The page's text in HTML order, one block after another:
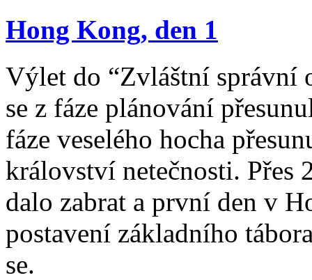
Hong Kong, den 1
Výlet do “Zvláštní správní
se z fáze plánování
fáze veselého hocha
království netečnosti. Přes
dalo zabrat a první den v
postavení základního
se.